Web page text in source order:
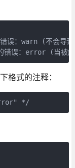
误：warn (不会导致
误：error (当被触
式的注释：
*/